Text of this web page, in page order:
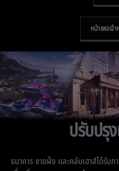
หน้าเพจเจ้
ปรับปรุ
ธนาคาร ชายฝั่ง และคลับเฮาส์ได้รับ